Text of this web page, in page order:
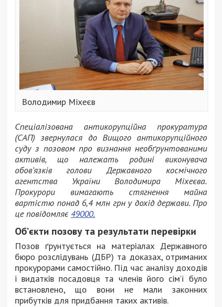
Володимир Міхеєв
Спеціалізована антикорупційна прокуратура
(САП) звернулася до Вищого антикорупційного
суду з позовом про визнання необґрунтованими
активів, що належать родині виконувача
обов’язків голови Державного космічного
агентства України Володимира Міхеєва.
Прокурори вимагають стягнення майна
вартістю понад 6,4 млн грн у дохід держави. Про
це повідомляє 49000.
Об’єкти позову та результати перевірки
Позов ґрунтується на матеріалах Державного
бюро розслідувань (ДБР) та доказах, отриманих
прокурорами самостійно. Під час аналізу доходів
і видатків посадовця та членів його сім’ї було
встановлено, що вони не мали законних
прибутків для придбання таких активів.